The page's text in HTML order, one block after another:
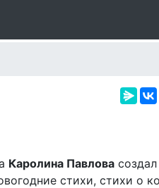
Каролина Павлова
стихи, стихи о